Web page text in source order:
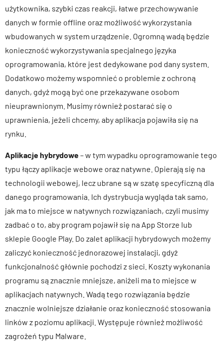
użytkownika, szybki czas reakcji, łatwe przechowywanie
danych w formie offline oraz możliwość wykorzystania
wbudowanych w system urządzenie. Ogromną wadą będzie
konieczność wykorzystywania specjalnego języka
oprogramowania, które jest dedykowane pod dany system.
Dodatkowo możemy wspomnieć o problemie z ochroną
danych, gdyż mogą być one przekazywane osobom
nieuprawnionym. Musimy również postarać się o
uprawnienia, jeżeli chcemy, aby aplikacja pojawiła się na
rynku.
Aplikacje hybrydowe– w tym wypadku oprogramowanie tego
typu łączy aplikacje webowe oraz natywne. Opierają się na
technologii webowej, lecz ubrane są w szatę specyficzną dla
danego programowania. Ich dystrybucja wygląda tak samo,
jak ma to miejsce w natywnych rozwiązaniach, czyli musimy
zadbać o to, aby program pojawił się na App Storze lub
sklepie Google Play. Do zalet aplikacji hybrydowych możemy
zaliczyć konieczność jednorazowej instalacji, gdyż
funkcjonalność głównie pochodzi z sieci. Koszty wykonania
programu są znacznie mniejsze, aniżeli ma to miejsce w
aplikacjach natywnych. Wadą tego rozwiązania będzie
znacznie wolniejsze działanie oraz konieczność stosowania
linków z poziomu aplikacji. Występuje również możliwość
zagrożeń typu Malware.